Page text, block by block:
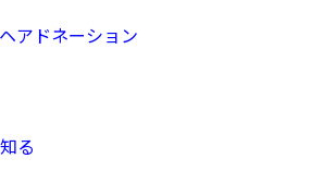
アドネーション
る